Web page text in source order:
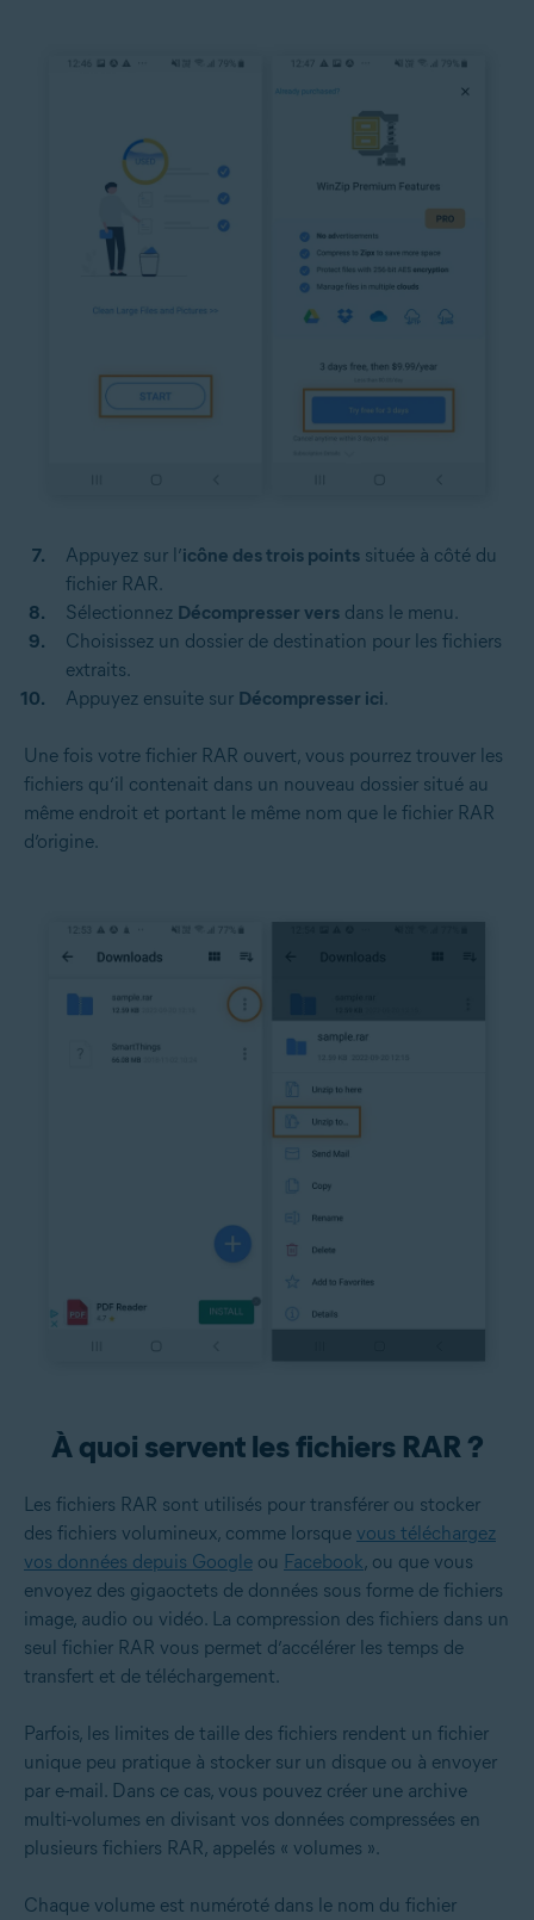
Appuyez sur l’icône des trois points située à côté du
fichier RAR.
Sélectionnez Décompresser vers dans le menu.
Choisissez un dossier de destination pour les fichiers
extraits.
Appuyez ensuite sur Décompresser ici.
Une fois votre fichier RAR ouvert, vous pourrez trouver les
fichiers qu’il contenait dans un nouveau dossier situé au
même endroit et portant le même nom que le fichier RAR
d’origine.
À quoi servent les fichiers RAR ?
Les fichiers RAR sont utilisés pour transférer ou stocker
des fichiers volumineux, comme lorsque vous téléchargez
vos données depuis Google ou Facebook, ou que vous
envoyez des gigaoctets de données sous forme de fichiers
image, audio ou vidéo. La compression des fichiers dans un
seul fichier RAR vous permet d’accélérer les temps de
transfert et de téléchargement.
Parfois, les limites de taille des fichiers rendent un fichier
unique peu pratique à stocker sur un disque ou à envoyer
par e-mail. Dans ce cas, vous pouvez créer une archive
multi-volumes en divisant vos données compressées en
plusieurs fichiers RAR, appelés « volumes ».
Chaque volume est numéroté dans le nom du fichier